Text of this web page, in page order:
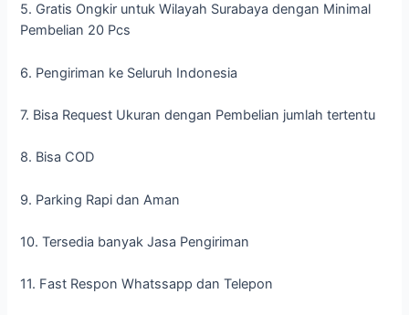
5. Gratis Ongkir untuk Wilayah Surabaya dengan Minimal
Pembelian 20 Pcs
6. Pengiriman ke Seluruh Indonesia
7. Bisa Request Ukuran dengan Pembelian jumlah tertentu
8. Bisa COD
9. Parking Rapi dan Aman
10. Tersedia banyak Jasa Pengiriman
11. Fast Respon Whatssapp dan Telepon